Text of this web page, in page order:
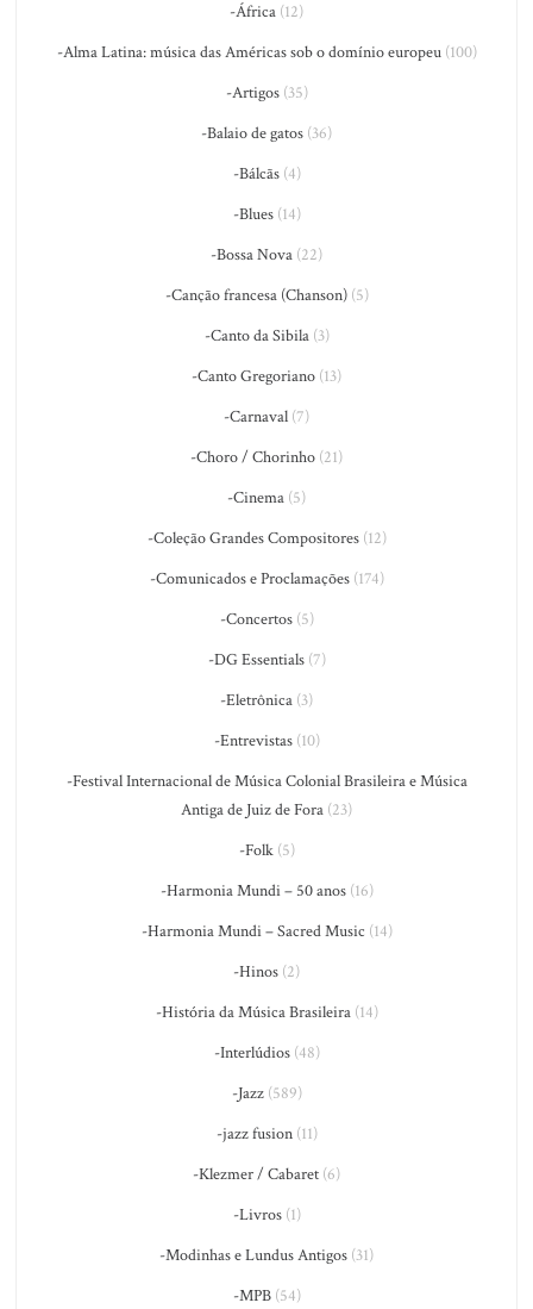
-África (12)
-Alma Latina: música das Américas sob o domínio europeu(100)
-Artigos(35)
-Balaio de gatos (36)
-Bálcãs(4)
-Blues(14)
-Bossa Nova (22)
-Canção francesa (Chanson)(5)
-Canto da Sibila(3)
-Canto Gregoriano (13)
-Carnaval (7)
-Choro / Chorinho (21)
-Cinema (5)
-Coleção Grandes Compositores(12)
-Comunicados e Proclamações(174)
-Concertos(5)
-DG Essentials(7)
-Eletrônica (3)
-Entrevistas(10)
-Festival Internacional de Música Colonial Brasileira e Música
Antiga de Juiz de Fora (23)
-Folk(5)
-Harmonia Mundi – 50 anos(16)
-Harmonia Mundi – Sacred Music (14)
-Hinos (2)
-História da Música Brasileira(14)
-Interlúdios(48)
-Jazz(589)
-jazz fusion(11)
-Klezmer / Cabaret (6)
-Livros(1)
-Modinhas e Lundus Antigos (31)
-MPB(54)